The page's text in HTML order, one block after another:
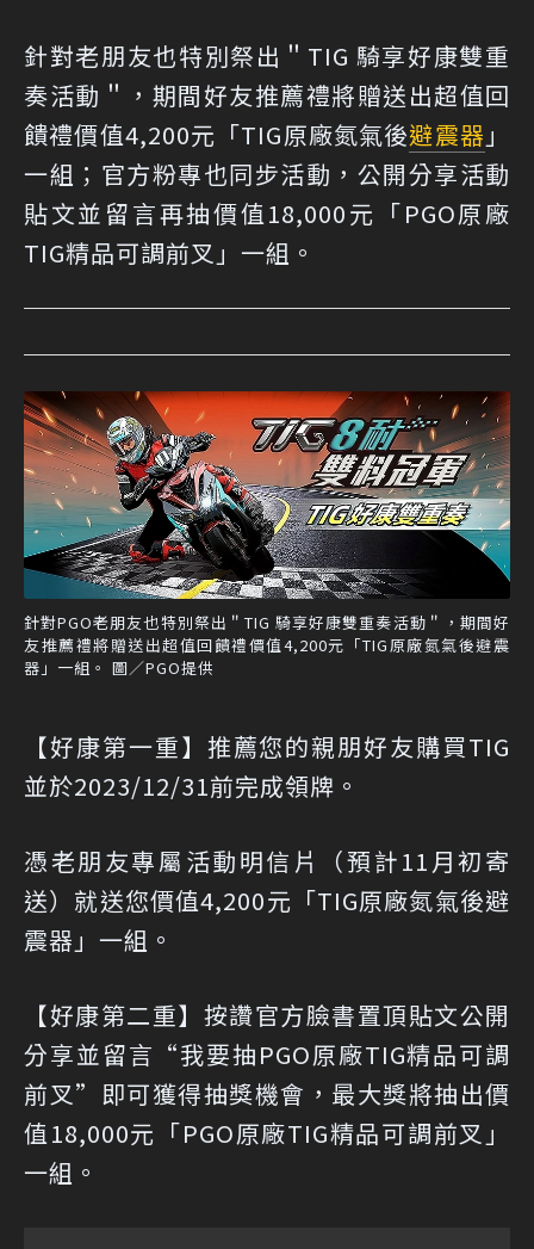
針對老朋友也特別祭出＂TIG 騎享好康雙重
奏活動＂，期間好友推薦禮將贈送出超值回
饋禮價值4,200元「TIG原廠氮氣後避震器 」
一組；官方粉專也同步活動，公開分享活動
貼文並留言再抽價值18,000元「PGO原廠
TIG精品可調前叉」一組。
針對PGO老朋友也特別祭出＂TIG 騎享好康雙重奏活動＂，期間好
友推薦禮將贈送出超值回饋禮價值4,200元「TIG原廠氮氣後避震
器」一組。 圖／PGO提供
【好康第一重】推薦您的親朋好友購買TIG
並於2023/12/31前完成領牌。
憑老朋友專屬活動明信片（預計11月初寄
送）就送您價值4,200元「TIG原廠氮氣後避
震器」一組。
【好康第二重】按讚官方臉書置頂貼文公開
分享並留言“我要抽PGO原廠TIG精品可調
前叉”即可獲得抽獎機會，最大獎將抽出價
值18,000元「PGO原廠TIG精品可調前叉」
一組。